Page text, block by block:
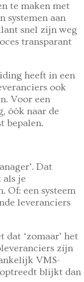
te maken met
systemen aan
snel zijn weg
transparant
heeft in een
ook
Voor een
óók naar de
bepalen.
Dat
je
Of: een systeem
leveranciers
‘zomaar’ het
zijn
VMS-
optreedt blijkt dan